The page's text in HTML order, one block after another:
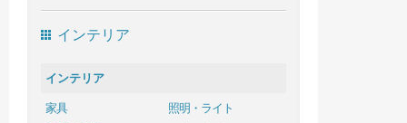
インテリア
インテリア
家具
照明・ライト